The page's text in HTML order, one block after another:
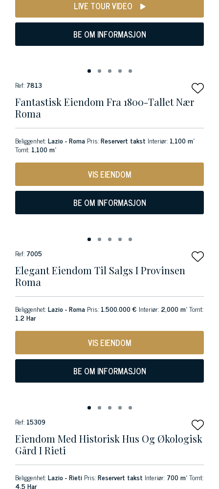
LIVE TOUR VIDEO
BE OM INFORMASJON
Ref: 7813
Fantastisk Eiendom Fra 1800-Tallet Nær
Roma
Beliggenhet:Lazio - Roma Pris:Reservert takst Interiør: 1,100 m²
Tomt: 1,100 m²
VIS EIENDOM
BE OM INFORMASJON
Ref: 7005
Elegant Eiendom Til Salgs I Provinsen
Roma
Beliggenhet:Lazio - Roma Pris: 1.500.000 € Interiør: 2,000 m²Tomt:
1.2 Har
VIS EIENDOM
BE OM INFORMASJON
Ref: 15309
Eiendom Med Historisk Hus Og Økologisk
Gård I Rieti
Beliggenhet:Lazio - Rieti Pris:Reservert takst Interiør: 700 m²Tomt:
4.5 Har